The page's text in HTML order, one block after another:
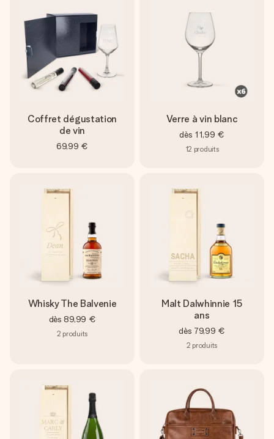
Coffret dégustation
de vin
69,99 €
Verre à vin blanc
dès 11,99 €
12 produits
Whisky The Balvenie
dès 89,99 €
2 produits
Malt Dalwhinnie 15
ans
dès 79,99 €
2 produits